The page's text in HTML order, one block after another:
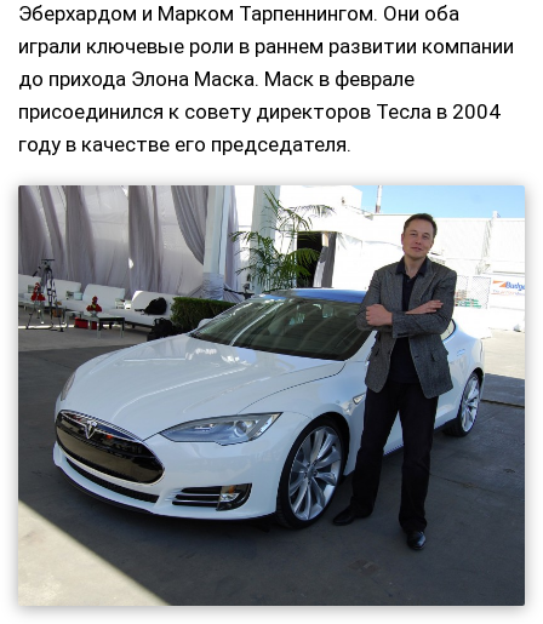
Эберхардом и Марком Тарпеннингом. Они оба
играли ключевые роли в раннем развитии компании
до прихода Элона Маска. Маск в феврале
присоединился к совету директоров Тесла в 2004
году в качестве его председателя.